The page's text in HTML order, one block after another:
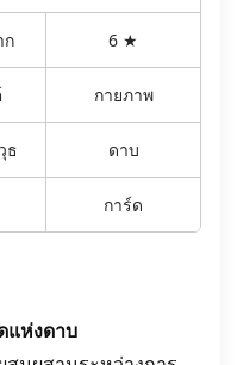
ก 6 ★
กายภาพ
ธ ดาบ
การ์ด
แห่งดาบ